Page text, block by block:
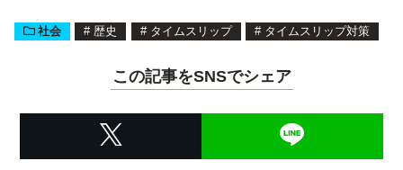
社会 # 歴史 # タイムスリップ # タイムスリップ対策
この記事をSNSでシェア